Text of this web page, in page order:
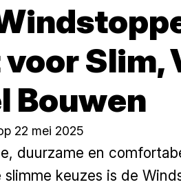
Slim,
Bouwen
22 mei 2025
duurzame en
keuzes is de